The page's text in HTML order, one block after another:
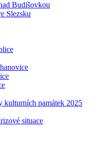
Budišovkou
Slezsku
kulturních památek 2025
situace